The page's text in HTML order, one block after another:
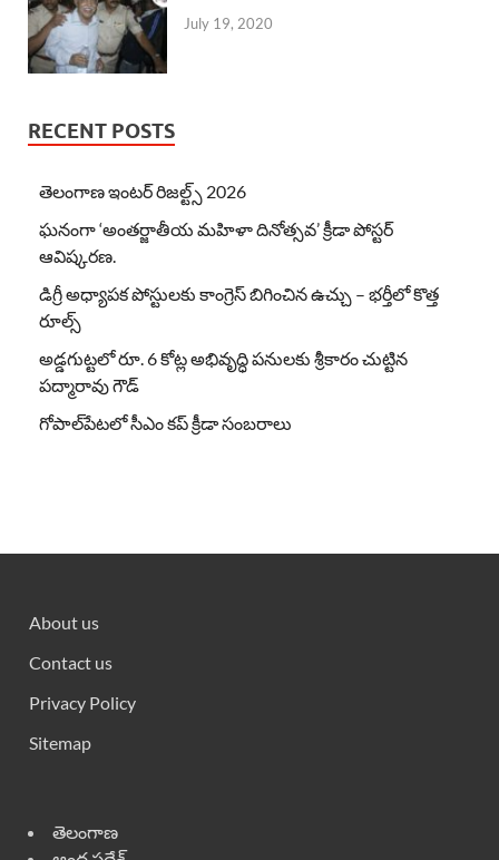
July 19, 2020
RECENT POSTS
తెలంగాణ ఇంటర్ రిజల్ట్స్ 2026
ఘనంగా ‘అంతర్జాతీయ మహిళా దినోత్సవ’ క్రీడా పోస్టర్
ఆవిష్కరణ.
డిగ్రీ అధ్యాపక పోస్టులకు కాంగ్రెస్ బిగించిన ఉచ్చు – భర్తీలో కొత్త
రూల్స్
అడ్డగుట్టలో రూ. 6 కోట్ల అభివృద్ధి పనులకు శ్రీకారం చుట్టిన
పద్మారావు గౌడ్
గోపాల్‌పేటలో సీఎం కప్ క్రీడా సంబరాలు
About us
Contact us
Privacy Policy
Sitemap
తెలంగాణ